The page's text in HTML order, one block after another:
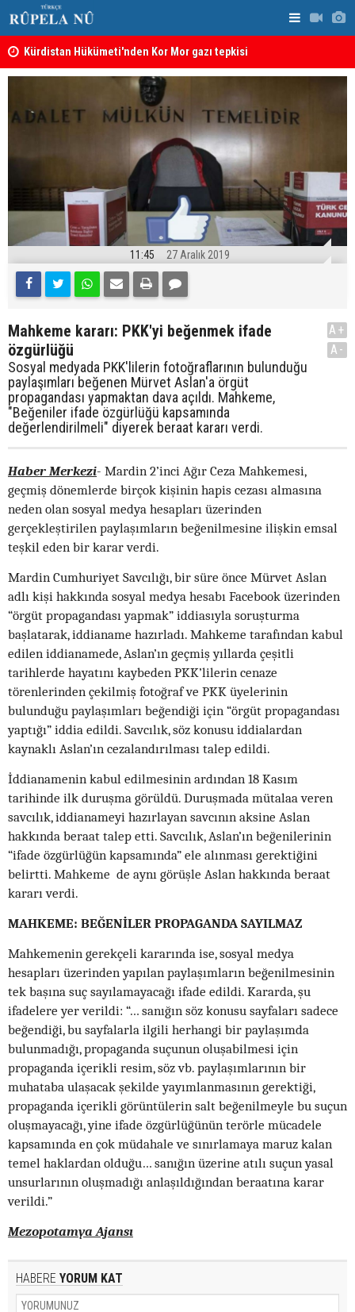
Kürdistan Hükümeti'nden Kor Mor gazı tepkisi
11:45 27 Aralık 2019
Mahkeme kararı: PKK'yi beğenmek ifade
özgürlüğü
Sosyal medyada PKK'lilerin fotoğraflarının bulunduğu
paylaşımları beğenen Mürvet Aslan'a örgüt
propagandası yapmaktan dava açıldı. Mahkeme,
"Beğeniler ifade özgürlüğü kapsamında
değerlendirilmeli" diyerek beraat kararı verdi.
A+
A-
Haber Merkezi- Mardin 2’inci Ağır Ceza Mahkemesi,
geçmiş dönemlerde birçok kişinin hapis cezası almasına
neden olan sosyal medya hesapları üzerinden
gerçekleştirilen paylaşımların beğenilmesine ilişkin emsal
teşkil eden bir karar verdi.
Mardin Cumhuriyet Savcılığı, bir süre önce Mürvet Aslan
adlı kişi hakkında sosyal medya hesabı Facebook üzerinden
“örgüt propagandası yapmak” iddiasıyla soruşturma
başlatarak, iddianame hazırladı. Mahkeme tarafından kabul
edilen iddianamede, Aslan’ın geçmiş yıllarda çeşitli
tarihlerde hayatını kaybeden PKK’lilerin cenaze
törenlerinden çekilmiş fotoğraf ve PKK üyelerinin
bulunduğu paylaşımları beğendiği için “örgüt propagandası
yaptığı” iddia edildi. Savcılık, söz konusu iddialardan
kaynaklı Aslan’ın cezalandırılması talep edildi.
İddianamenin kabul edilmesinin ardından 18 Kasım
tarihinde ilk duruşma görüldü. Duruşmada mütalaa veren
savcılık, iddianameyi hazırlayan savcının aksine Aslan
hakkında beraat talep etti. Savcılık, Aslan’ın beğenilerinin
“ifade özgürlüğün kapsamında” ele alınması gerektiğini
belirtti. Mahkeme de aynı görüşle Aslan hakkında beraat
kararı verdi.
MAHKEME: BEĞENİLER PROPAGANDA SAYILMAZ
Mahkemenin gerekçeli kararında ise, sosyal medya
hesapları üzerinden yapılan paylaşımların beğenilmesinin
tek başına suç sayılamayacağı ifade edildi. Kararda, şu
ifadelere yer verildi: “… sanığın söz konusu sayfaları sadece
beğendiği, bu sayfalarla ilgili herhangi bir paylaşımda
bulunmadığı, propaganda suçunun oluşabilmesi için
propaganda içerikli resim, söz vb. paylaşımlarının bir
muhataba ulaşacak şekilde yayımlanmasının gerektiği,
propaganda içerikli görüntülerin salt beğenilmeyle bu suçun
oluşmayacağı, yine ifade özgürlüğünün terörle mücadele
kapsamında en çok müdahale ve sınırlamaya maruz kalan
temel haklardan olduğu… sanığın üzerine atılı suçun yasal
unsurlarının oluşmadığı anlaşıldığından beraatına karar
verildi.”
Mezopotamya Ajansı
HABERE YORUM KAT